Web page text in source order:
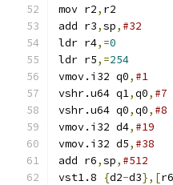
mov r2, r2
add r3,sp, #32
ldr r4,=0
ldr r5,=254
vmov.i32 q0, #1
vshr.u64 q1,q0, #7
vshr.u64 q0,q0, #8
vmov.i32 d4, #19
vmov.i32 d5, #38
add r6,sp, #512
vst1.8
{d2-d3},[r6